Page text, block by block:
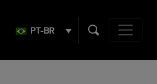
PT-BR